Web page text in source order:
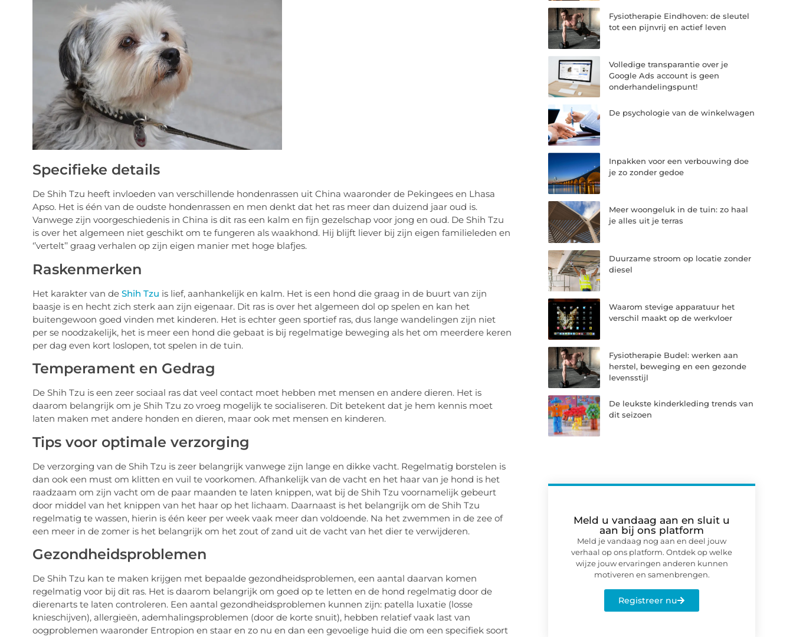
Specifieke details
De Shih Tzu heeft invloeden van verschillende hondenrassen uit China waaronder de Pekingees en Lhasa
Apso. Het is één van de oudste hondenrassen en men denkt dat het ras meer dan duizend jaar oud is.
Vanwege zijn voorgeschiedenis in China is dit ras een kalm en fijn gezelschap voor jong en oud. De Shih Tzu
is over het algemeen niet geschikt om te fungeren als waakhond. Hij blijft liever bij zijn eigen familieleden en
‘’vertelt’’ graag verhalen op zijn eigen manier met hoge blafjes.
Raskenmerken
Het karakter van de Shih Tzu is lief, aanhankelijk en kalm. Het is een hond die graag in de buurt van zijn
baasje is en hecht zich sterk aan zijn eigenaar. Dit ras is over het algemeen dol op spelen en kan het
buitengewoon goed vinden met kinderen. Het is echter geen sportief ras, dus lange wandelingen zijn niet
per se noodzakelijk, het is meer een hond die gebaat is bij regelmatige beweging als het om meerdere keren
per dag even kort loslopen, tot spelen in de tuin.
Temperament en Gedrag
De Shih Tzu is een zeer sociaal ras dat veel contact moet hebben met mensen en andere dieren. Het is
daarom belangrijk om je Shih Tzu zo vroeg mogelijk te socialiseren. Dit betekent dat je hem kennis moet
laten maken met andere honden en dieren, maar ook met mensen en kinderen.
Tips voor optimale verzorging
De verzorging van de Shih Tzu is zeer belangrijk vanwege zijn lange en dikke vacht. Regelmatig borstelen is
dan ook een must om klitten en vuil te voorkomen. Afhankelijk van de vacht en het haar van je hond is het
raadzaam om zijn vacht om de paar maanden te laten knippen, wat bij de Shih Tzu voornamelijk gebeurt
door middel van het knippen van het haar op het lichaam. Daarnaast is het belangrijk om de Shih Tzu
regelmatig te wassen, hierin is één keer per week vaak meer dan voldoende. Na het zwemmen in de zee of
een meer in de zomer is het belangrijk om het zout of zand uit de vacht van het dier te verwijderen.
Gezondheidsproblemen
De Shih Tzu kan te maken krijgen met bepaalde gezondheidsproblemen, een aantal daarvan komen
regelmatig voor bij dit ras. Het is daarom belangrijk om goed op te letten en de hond regelmatig door de
dierenarts te laten controleren. Een aantal gezondheidsproblemen kunnen zijn: patella luxatie (losse
knieschijven), allergieën, ademhalingsproblemen (door de korte snuit), hebben relatief vaak last van
oogproblemen waaronder Entropion en staar en zo nu en dan een gevoelige huid die om een specifiek soort
Fysiotherapie Eindhoven: de sleutel
tot een pijnvrij en actief leven
Volledige transparantie over je
Google Ads account is geen
onderhandelingspunt!
De psychologie van de winkelwagen
Inpakken voor een verbouwing doe
je zo zonder gedoe
Meer woongeluk in de tuin: zo haal
je alles uit je terras
Duurzame stroom op locatie zonder
diesel
Waarom stevige apparatuur het
verschil maakt op de werkvloer
Fysiotherapie Budel: werken aan
herstel, beweging en een gezonde
levensstijl
De leukste kinderkleding trends van
dit seizoen
Meld u vandaag aan en sluit u
aan bij ons platform
Meld je vandaag nog aan en deel jouw
verhaal op ons platform. Ontdek op welke
wijze jouw ervaringen anderen kunnen
motiveren en samenbrengen.
Registreer nu